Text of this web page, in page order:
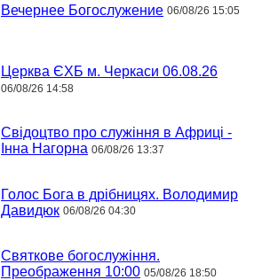
Вечернее Богослужение 06/08/26 15:05
Церква ЄХБ м. Черкаси 06.08.26
06/08/26 14:58
Свідоцтво про служіння в Африці -
Інна Нагорна 06/08/26 13:37
Голос Бога в дрібницях. Володимир
Давидюк 06/08/26 04:30
Святкове богослужіння.
Преображення 10:00 05/08/26 18:50